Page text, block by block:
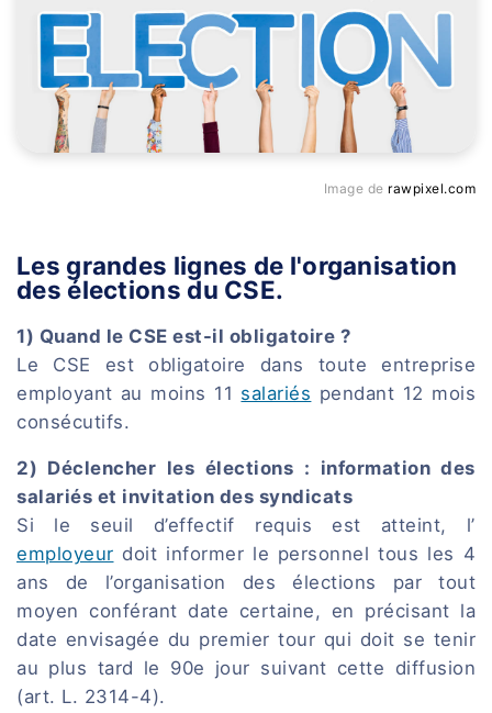
Image de rawpixel.com
Les grandes lignes de l'organisation
des élections du CSE.
1) Quand le CSE est-il obligatoire ?
Le CSE est obligatoire dans toute entreprise
employant au moins 11 salariés pendant 12 mois
consécutifs.
2) Déclencher les élections : information des
salariés et invitation des syndicats
Si le seuil d’effectif requis est atteint, l’
employeur doit informer le personnel tous les 4
ans de l’organisation des élections par tout
moyen conférant date certaine, en précisant la
date envisagée du premier tour qui doit se tenir
au plus tard le 90e jour suivant cette diffusion
(art. L. 2314-4).